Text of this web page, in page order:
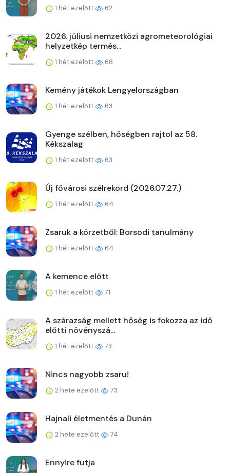
1 hét ezelőtt 62
2026. júliusi nemzetközi agrometeorológiai
helyzetkép termés...
1 hét ezelőtt 68
Kemény játékok Lengyelországban
1 hét ezelőtt 63
Gyenge szélben, hőségben rajtol az 58.
Kékszalag
1 hét ezelőtt 63
Új fővárosi szélrekord (2026.07.27.)
1 hét ezelőtt 64
Zsaruk a körzetből: Borsodi tanulmány
1 hét ezelőtt 64
A kemence előtt
1 hét ezelőtt 71
A szárazság mellett hőség is fokozza az idő
előtti növényszá...
1 hét ezelőtt 73
Nincs nagyobb zsaru!
2 hete ezelőtt 73
Hajnali életmentés a Dunán
2 hete ezelőtt 74
Ennyire futja